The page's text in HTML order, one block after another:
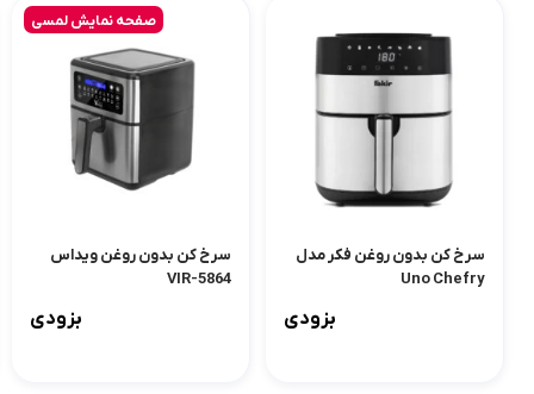
سرخ کن بدون روغن فکر مدل
Uno Chefry
بزودی
صفحه نمایش لمسی
سرخ کن بدون روغن ویداس
VIR-5864
بزودی